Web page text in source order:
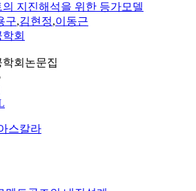
지진해석을 위한 등가모델
구,김현정,이동근
회
회논문집
스칼라